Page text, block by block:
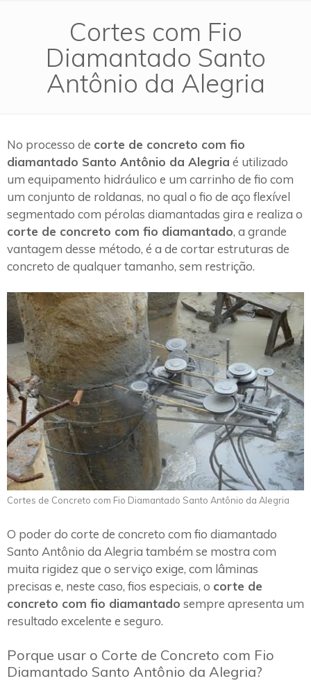
Cortes com Fio
Diamantado Santo
Antônio da Alegria
No processo de corte de concreto com fio
diamantado Santo Antônio da Alegria é utilizado
um equipamento hidráulico e um carrinho de fio com
um conjunto de roldanas, no qual o fio de aço flexível
segmentado com pérolas diamantadas gira e realiza o
corte de concreto com fio diamantado, a grande
vantagem desse método, é a de cortar estruturas de
concreto de qualquer tamanho, sem restrição.
Cortes de Concreto com Fio Diamantado Santo Antônio da Alegria
O poder do corte de concreto com fio diamantado
Santo Antônio da Alegria também se mostra com
muita rigidez que o serviço exige, com lâminas
precisas e, neste caso, fios especiais, o corte de
concreto com fio diamantado sempre apresenta um
resultado excelente e seguro.
Porque usar o Corte de Concreto com Fio
Diamantado Santo Antônio da Alegria?